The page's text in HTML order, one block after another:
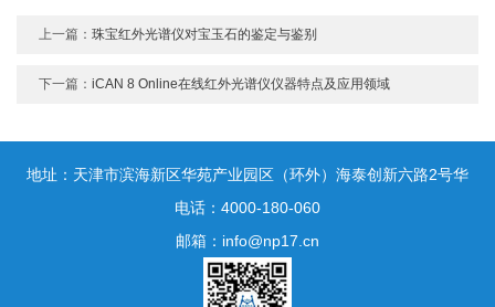
上一篇：珠宝红外光谱仪对宝玉石的鉴定与鉴别
下一篇：iCAN 8 Online在线红外光谱仪仪器特点及应用领域
地址：天津市滨海新区华苑产业园区（环外）海泰创新六路2号华
鼎新区一号3号楼1门10层
电话：4000-180-060
邮箱：info@np17.cn